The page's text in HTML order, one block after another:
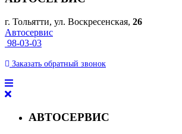
г. Тольятти, ул. Воскресенская, 26
Автосервис
98-03-03
Заказать обратный звонок
АВТОСЕРВИС